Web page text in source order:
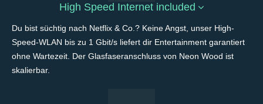
High Speed Internet included
Du bist süchtig nach Netflix & Co.? Keine Angst, unser High-
Speed-WLAN bis zu 1 Gbit/s liefert dir Entertainment garantiert
ohne Wartezeit. Der Glasfaseranschluss von Neon Wood ist
skalierbar.